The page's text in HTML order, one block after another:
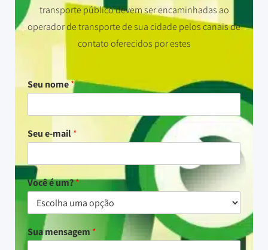
transporte público devem ser encaminhadas ao
operador de transporte de sua cidade pelos canais de
contato oferecidos por estes
Seu nome*
Seu e-mail*
Você é um?*
Sua mensagem *